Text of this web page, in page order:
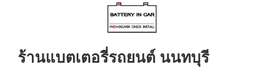
ร้านแบตเตอรี่รถยนต์ นนทบุรี